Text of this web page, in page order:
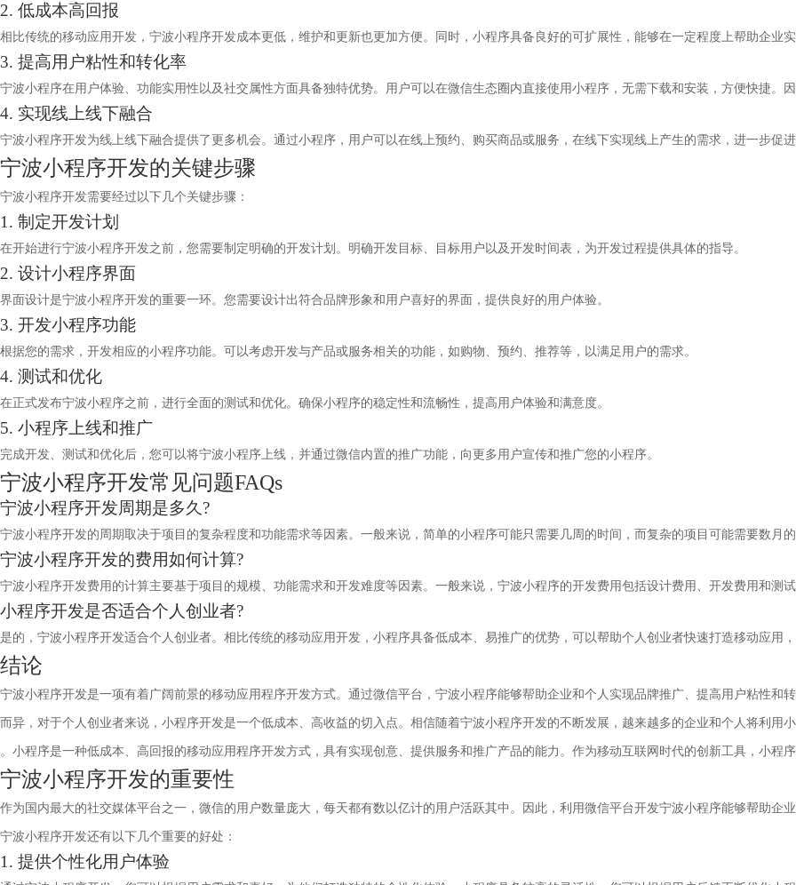
2. 低成本高回报
相比传统的移动应用开发，宁波小程序开发成本更低，维护和更新也更加方便。同时，小程序具备良好的可扩展性，能够在一定程度上帮助企业
3. 提高用户粘性和转化率
宁波小程序在用户体验、功能实用性以及社交属性方面具备独特优势。用户可以在微信生态圈内直接使用小程序，无需下载和安装，方便快捷。
4. 实现线上线下融合
宁波小程序开发为线上线下融合提供了更多机会。通过小程序，用户可以在线上预约、购买商品或服务，在线下实现线上产生的需求，进一步促
宁波小程序开发的关键步骤
宁波小程序开发需要经过以下几个关键步骤：
1. 制定开发计划
在开始进行宁波小程序开发之前，您需要制定明确的开发计划。明确开发目标、目标用户以及开发时间表，为开发过程提供具体的指导。
2. 设计小程序界面
界面设计是宁波小程序开发的重要一环。您需要设计出符合品牌形象和用户喜好的界面，提供良好的用户体验。
3. 开发小程序功能
根据您的需求，开发相应的小程序功能。可以考虑开发与产品或服务相关的功能，如购物、预约、推荐等，以满足用户的需求。
4. 测试和优化
在正式发布宁波小程序之前，进行全面的测试和优化。确保小程序的稳定性和流畅性，提高用户体验和满意度。
5. 小程序上线和推广
完成开发、测试和优化后，您可以将宁波小程序上线，并通过微信内置的推广功能，向更多用户宣传和推广您的小程序。
宁波小程序开发常见问题FAQs
宁波小程序开发周期是多久?
宁波小程序开发的周期取决于项目的复杂程度和功能需求等因素。一般来说，简单的小程序可能只需要几周的时间，而复杂的项目可能需要数月
宁波小程序开发的费用如何计算?
宁波小程序开发费用的计算主要基于项目的规模、功能需求和开发难度等因素。一般来说，宁波小程序的开发费用包括设计费用、开发费用和测
小程序开发是否适合个人创业者?
是的，宁波小程序开发适合个人创业者。相比传统的移动应用开发，小程序具备低成本、易推广的优势，可以帮助个人创业者快速打造移动应用
结论
宁波小程序开发是一项有着广阔前景的移动应用程序开发方式。通过微信平台，宁波小程序能够帮助企业和个人实现品牌推广、提高用户粘性和
而异，对于个人创业者来说，小程序开发是一个低成本、高收益的切入点。相信随着宁波小程序开发的不断发展，越来越多的企业和个人将利用
。小程序是一种低成本、高回报的移动应用程序开发方式，具有实现创意、提供服务和推广产品的能力。作为移动互联网时代的创新工具，小程
宁波小程序开发的重要性
作为国内最大的社交媒体平台之一，微信的用户数量庞大，每天都有数以亿计的用户活跃其中。因此，利用微信平台开发宁波小程序能够帮助企
宁波小程序开发还有以下几个重要的好处：
1. 提供个性化用户体验